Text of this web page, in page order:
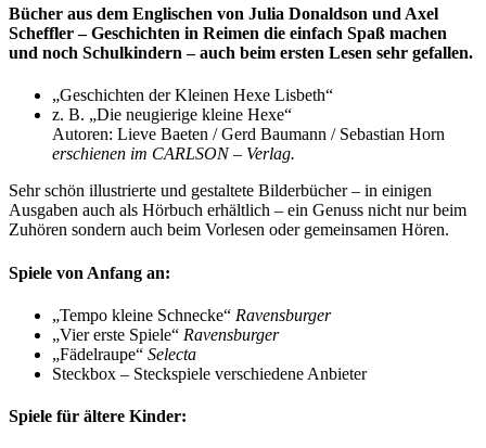
Bücher aus dem Englischen von Julia Donaldson und Axel
Scheffler – Geschichten in Reimen die einfach Spaß machen
und noch Schulkindern – auch beim ersten Lesen sehr gefallen.
„Geschichten der Kleinen Hexe Lisbeth“
z. B. „Die neugierige kleine Hexe“
Autoren: Lieve Baeten / Gerd Baumann / Sebastian Horn
erschienen im CARLSON – Verlag.
Sehr schön illustrierte und gestaltete Bilderbücher – in einigen
Ausgaben auch als Hörbuch erhältlich – ein Genuss nicht nur beim
Zuhören sondern auch beim Vorlesen oder gemeinsamen Hören.
Spiele von Anfang an:
„Tempo kleine Schnecke“ Ravensburger
„Vier erste Spiele“ Ravensburger
„Fädelraupe“ Selecta
Steckbox – Steckspiele verschiedene Anbieter
Spiele für ältere Kinder: